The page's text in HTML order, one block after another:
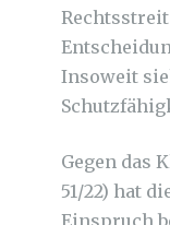
Insoweit
Gegen das
51/22) hat
Einspruch